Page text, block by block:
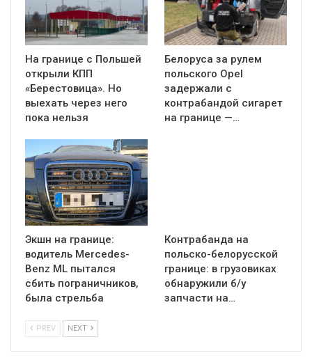
На границе с Польшей
открыли КПП
«Берестовица». Но
выехать через него
пока нельзя
Белоруса за рулем
польского Opel
задержали с
контрабандой сигарет
на границе —…
Экшн на границе:
водитель Mercedes-
Benz ML пытался
сбить пограничников,
была стрельба
Контрабанда на
польско-белорусской
границе: в грузовиках
обнаружили б/у
запчасти на…
PREV NEXT